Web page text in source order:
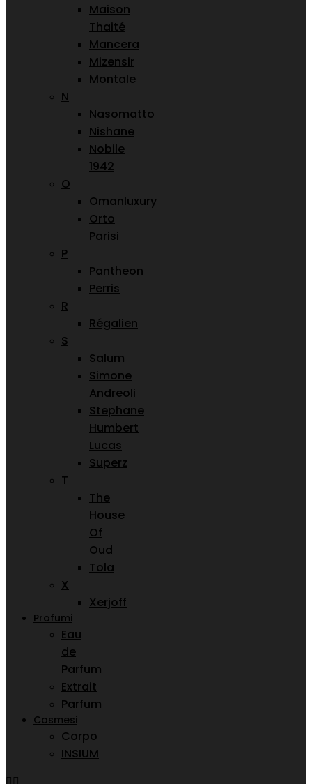
Maison
Thaité
Mancera
Mizensir
Montale
N
Nasomatto
Nishane
Nobile
1942
O
Omanluxury
Orto
Parisi
P
Pantheon
Perris
R
Régalien
S
Salum
Simone
Andreoli
Stephane
Humbert
Lucas
Superz
T
The
House
Of
Oud
Tola
X
Xerjoff
Profumi
Eau
de
Parfum
Extrait
Parfum
Cosmesi
Corpo
INSIUM